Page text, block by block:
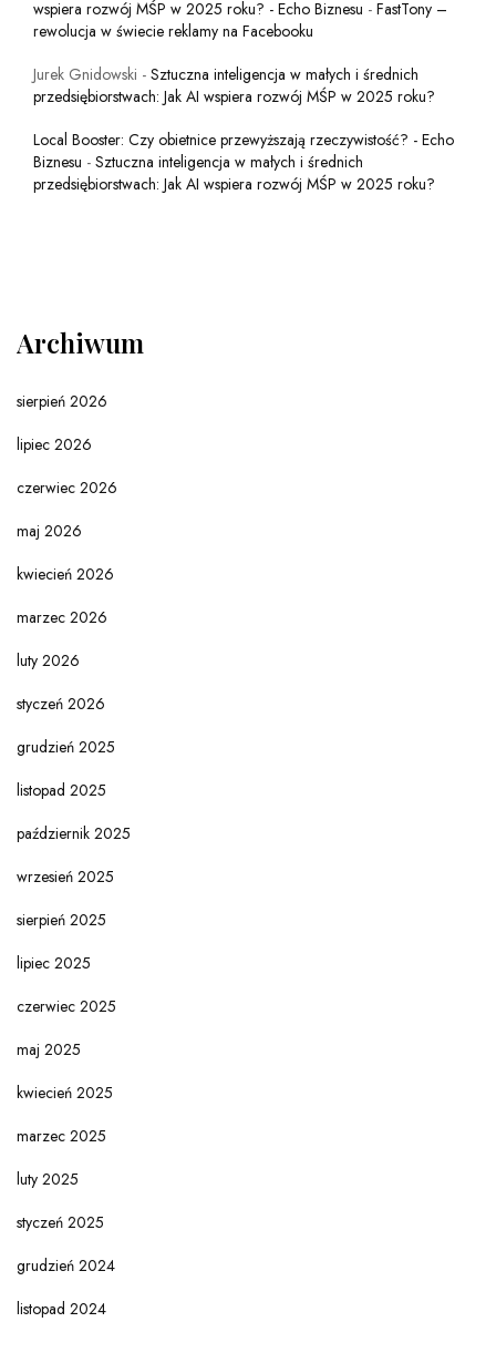
wspiera rozwój MŚP w 2025 roku? - Echo Biznesu - FastTony –
rewolucja w świecie reklamy na Facebooku
Jurek Gnidowski - Sztuczna inteligencja w małych i średnich
przedsiębiorstwach: Jak AI wspiera rozwój MŚP w 2025 roku?
Local Booster: Czy obietnice przewyższają rzeczywistość? - Echo
Biznesu - Sztuczna inteligencja w małych i średnich
przedsiębiorstwach: Jak AI wspiera rozwój MŚP w 2025 roku?
Archiwum
sierpień 2026
lipiec 2026
czerwiec 2026
maj 2026
kwiecień 2026
marzec 2026
luty 2026
styczeń 2026
grudzień 2025
listopad 2025
październik 2025
wrzesień 2025
sierpień 2025
lipiec 2025
czerwiec 2025
maj 2025
kwiecień 2025
marzec 2025
luty 2025
styczeń 2025
grudzień 2024
listopad 2024